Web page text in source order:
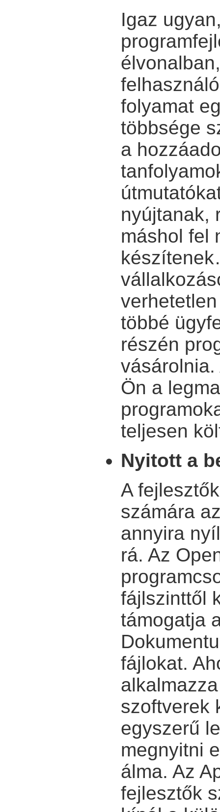
Igaz
folyamat
többsége
a
nyújtanak,
máshol fel
többé
részén
Ön a
teljesen
Nyitott a
A
számára
annyira
rá. Az
fájlszinttől
támogatja
fájlokat.
szoftverek
egyszerű
megnyitni
álma. Az
fejlesztők